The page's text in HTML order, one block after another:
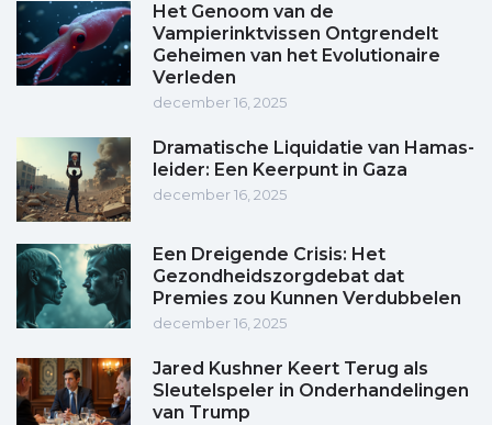
Het Genoom van de
Vampierinktvissen Ontgrendelt
Geheimen van het Evolutionaire
Verleden
december 16, 2025
Dramatische Liquidatie van Hamas-
leider: Een Keerpunt in Gaza
december 16, 2025
Een Dreigende Crisis: Het
Gezondheidszorgdebat dat
Premies zou Kunnen Verdubbelen
december 16, 2025
Jared Kushner Keert Terug als
Sleutelspeler in Onderhandelingen
van Trump